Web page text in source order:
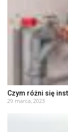
Czym różni się
29 marca, 2023